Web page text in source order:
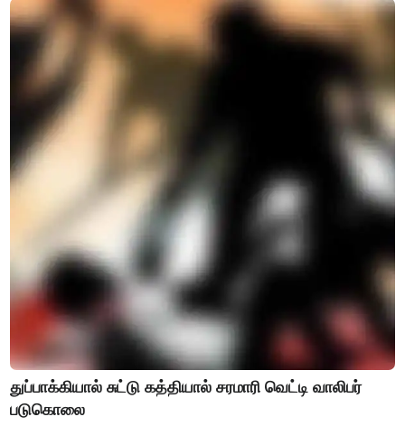
துப்பாக்கியால் சுட்டு கத்தியால் சரமாரி வெட்டி வாலிபர்
படுகொலை